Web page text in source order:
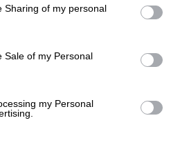
tags to use your data for below
section.
Sharing of my personal
Sale of my Personal
my Personal
Στοιχεία Α.Φ.Μ.
Υπηρεσίες Digital Marketing
eshop